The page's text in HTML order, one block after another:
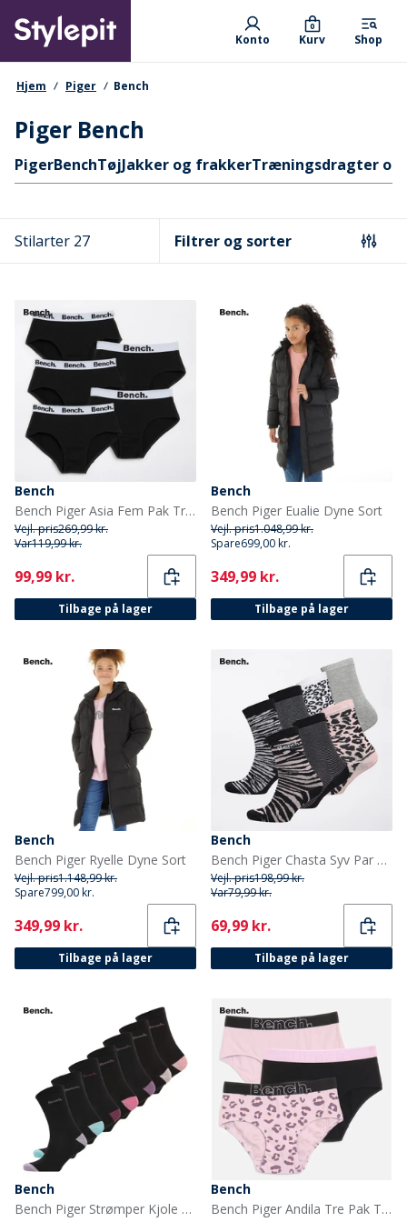
main
content
Primary departments
Konto Kurv
0
Shop
navigationssti
Hjem Piger Bench
Piger Bench
Hurtige links
PigerBenchTøjJakker og frakkerTræningsdragter
Stilarter 27 Filtrer og sorter
Bench
Bench Piger Asia Fem Pak Trusser Sort
Vejl. pris269,99 kr.
Var119,99 kr.
Current
99,99 kr.
Tilbage på lager
Bench
Bench Piger Eualie Dyne Sort
Vejl. pris1.048,99 kr.
Spare699,00 kr.
Current
349,99 kr.
Tilbage på lager
Bench
Bench Piger Ryelle Dyne Sort
Vejl. pris1.148,99 kr.
Spare799,00 kr.
Current
349,99 kr.
Tilbage på lager
Bench
Bench Piger Chasta Syv Par Sokker Assorteret
Vejl. pris198,99 kr.
Var79,99 kr.
Current
69,99 kr.
Tilbage på lager
Bench
Bench Piger Strømper Kjole 7-pak Sort
Bench
Bench Piger Andila Tre Pak Trusser Lilac Aop/Sort/Lilac